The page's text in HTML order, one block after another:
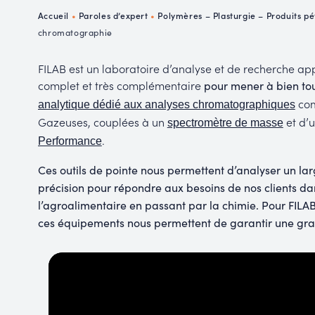
Accueil • Paroles d’expert • Polymères – Plasturgie – Produits
chromatographie
FILAB est un laboratoire d’analyse et de recherche
complet et très complémentaire pour mener à bien
analytique dédié aux analyses chromatographiques
Gazeuses, couplées à un spectromètre de masseet
Performance.
Ces outils de pointe nous permettent d’analyser un
précision pour répondre aux besoins de nos clients
l’agroalimentaire en passant par la chimie. Pour
ces équipements nous permettent de garantir une